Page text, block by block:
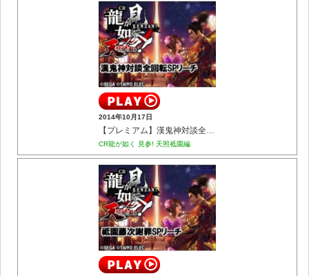
2014年10月17日
【プレミアム】漢鬼神対談全回転SPリーチ
CR龍が如く 見参! 天照祗園編